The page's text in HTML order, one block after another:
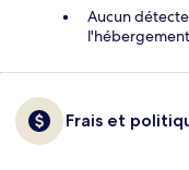
Aucun
Frais et